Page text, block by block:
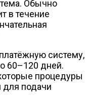
Обычно
в течение
систему,
60–120 дней.
процедуры
для подачи